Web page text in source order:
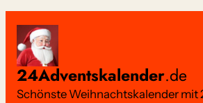
Inhalt
springen
24Adventskalender.de
Schönste Weihnachtskalender mit